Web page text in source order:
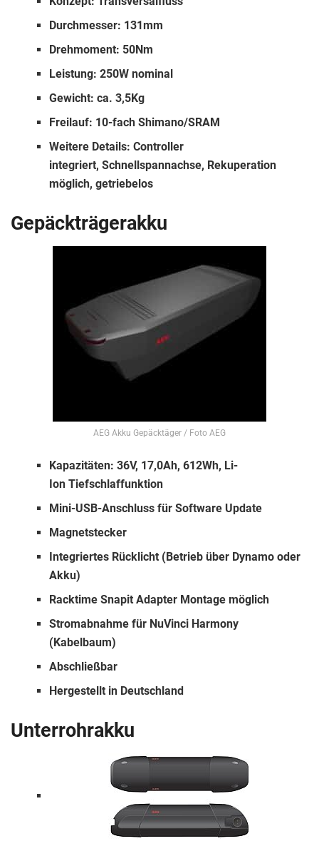
Durchmesser: 131mm
Drehmoment: 50Nm
Leistung: 250W nominal
Gewicht: ca. 3,5Kg
Freilauf: 10-fach Shimano/SRAM
Weitere Details: Controller
integriert, Schnellspannachse, Rekuperation
möglich, getriebelos
Gepäckträgerakku
AEG Akku Gepäcktäger / Foto AEG
Kapazitäten: 36V, 17,0Ah, 612Wh, Li-
Ion Tiefschlaffunktion
Mini-USB-Anschluss für Software Update
Magnetstecker
Integriertes Rücklicht (Betrieb über Dynamo oder
Akku)
Racktime Snapit Adapter Montage möglich
Stromabnahme für NuVinci Harmony
(Kabelbaum)
Abschließbar
Hergestellt in Deutschland
Unterrohrakku